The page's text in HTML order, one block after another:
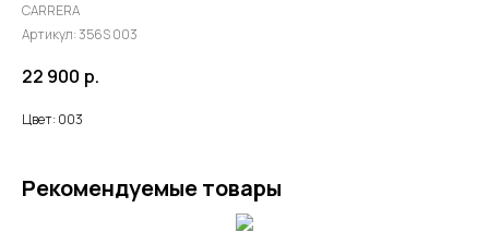
CARRERA
Артикул:356S 003
22 900 р.
Цвет: 003
Рекомендуемые товары